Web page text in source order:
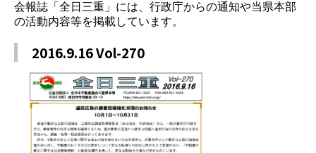
会報誌「全日三重」には、行政庁からの通知や当県本部
の活動内容等を掲載しています。
2016.9.16 Vol-270